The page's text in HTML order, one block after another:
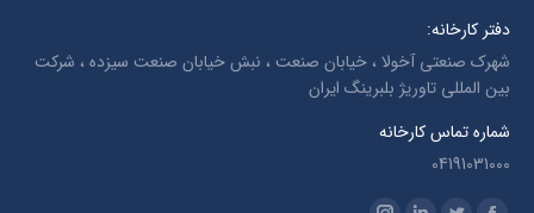
دفتر کارخانه:
شهرک صنعتی آخولا ، خیابان صنعت ، نبش خیابان صنعت سیزده ، شرکت
بین المللی تاوریژ بلبرینگ ایران
شماره تماس کارخانه
04191031000